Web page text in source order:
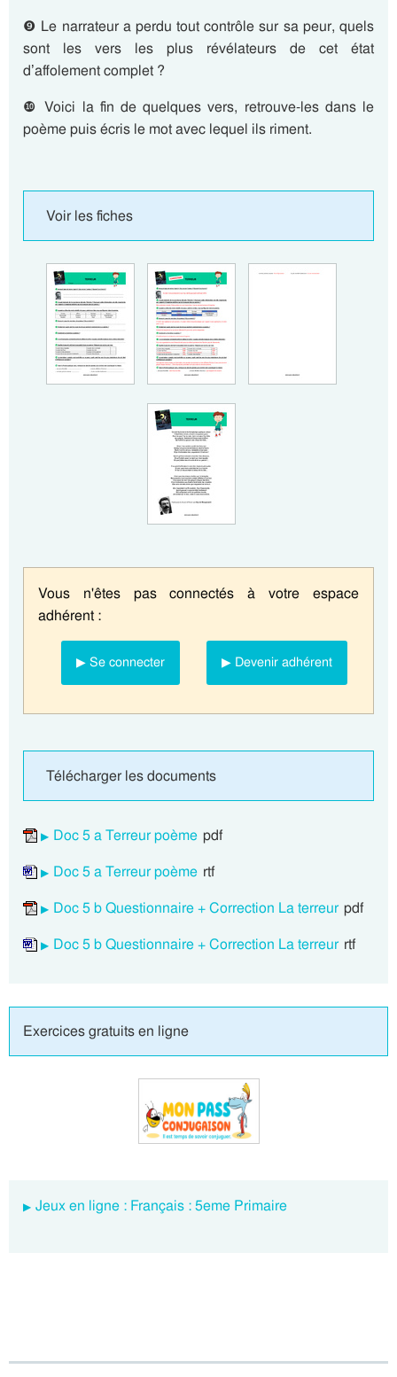
❾ Le narrateur a perdu tout contrôle sur sa peur, quels
sont les vers les plus révélateurs de cet état
d’affolement complet ?
❿ Voici la fin de quelques vers, retrouve-les dans le
poème puis écris le mot avec lequel ils riment.
Voir les fiches
Vous n'êtes pas connectés à votre espace
adhérent :
▶ Se connecter ▶ Devenir adhérent
Télécharger les documents
Doc 5 a Terreur poème pdf
Doc 5 a Terreur poème rtf
Doc 5 b Questionnaire + Correction La terreur pdf
Doc 5 b Questionnaire + Correction La terreur rtf
Exercices gratuits en ligne
Jeux en ligne : Français : 5eme Primaire